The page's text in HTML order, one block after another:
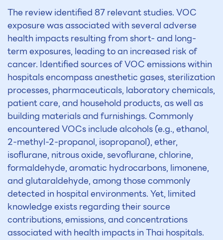
The review identified 87 relevant studies. VOC
exposure was associated with several adverse
health impacts resulting from short- and long-
term exposures, leading to an increased risk of
cancer. Identified sources of VOC emissions within
hospitals encompass anesthetic gases, sterilization
processes, pharmaceuticals, laboratory chemicals,
patient care, and household products, as well as
building materials and furnishings. Commonly
encountered VOCs include alcohols (e.g., ethanol,
2-methyl-2-propanol, isopropanol), ether,
isoflurane, nitrous oxide, sevoflurane, chlorine,
formaldehyde, aromatic hydrocarbons, limonene,
and glutaraldehyde, among those commonly
detected in hospital environments. Yet, limited
knowledge exists regarding their source
contributions, emissions, and concentrations
associated with health impacts in Thai hospitals.